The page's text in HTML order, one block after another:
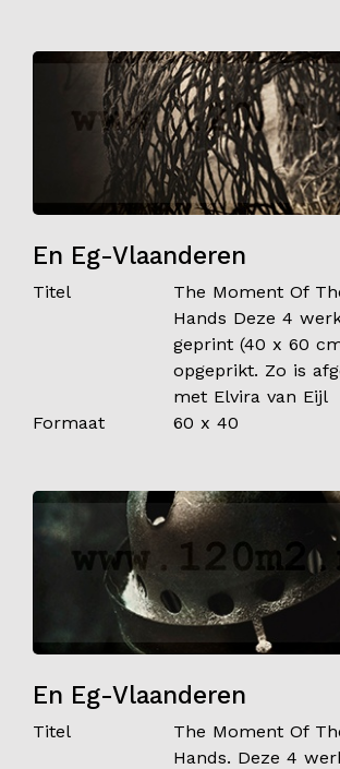
En Eg-Vlaanderen
Titel
The Moment Of
Hands Deze 4
geprint (40 x 60
opgeprikt. Zo is
met Elvira van Eijl
Formaat
60 x 40
En Eg-Vlaanderen
Titel
The Moment Of
Hands. Deze 4